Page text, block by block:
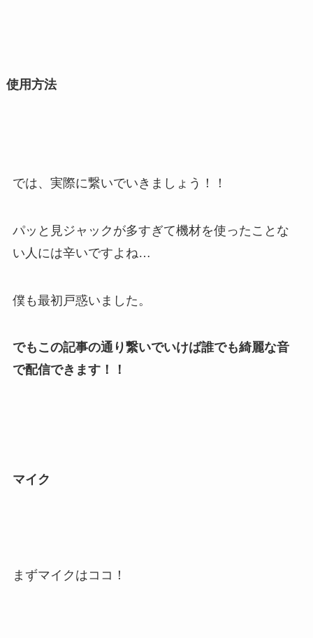
使用方法
では、実際に繋いでいきましょう！！
パッと見ジャックが多すぎて機材を使ったことな
い人には辛いですよね…
僕も最初戸惑いました。
でもこの記事の通り繋いでいけば誰でも綺麗な音
で配信できます！！
マイク
まずマイクはココ！